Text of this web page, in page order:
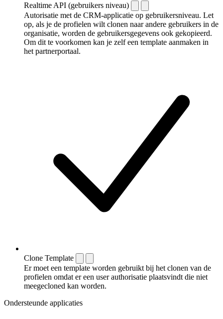
Realtime API (gebruikers niveau)
Autorisatie met de CRM-applicatie op gebruikersniveau. Let
op, als je de profielen wilt clonen naar andere gebruikers in de
organisatie, worden de gebruikersgegevens ook gekopieerd.
Om dit te voorkomen kan je zelf een template aanmaken in
het partnerportaal.
Clone Template
Er moet een template worden gebruikt bij het clonen van de
profielen omdat er een user authorisatie plaatsvindt die niet
meegecloned kan worden.
Ondersteunde applicaties